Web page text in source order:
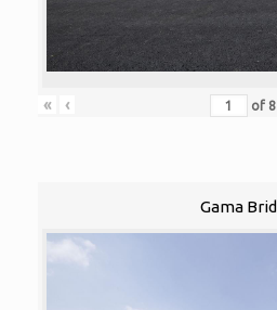
« ‹ of 8
Gama